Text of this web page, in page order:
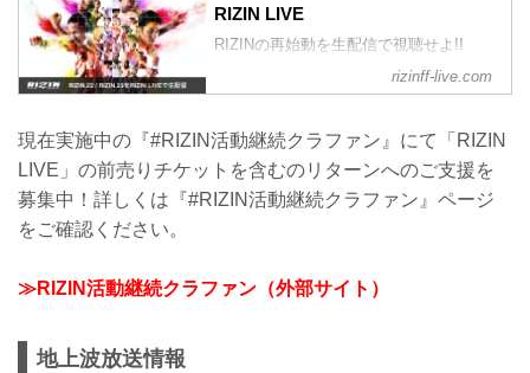
RIZIN LIVE
RIZINの再始動を生配信で視聴せよ!!
rizinff-live.com
現在実施中の『#RIZIN活動継続クラファン』にて「RIZIN
LIVE」の前売りチケットを含むのリターンへのご支援を
募集中！詳しくは『#RIZIN活動継続クラファン』ページ
をご確認ください。
≫RIZIN活動継続クラファン（外部サイト）
地上波放送情報